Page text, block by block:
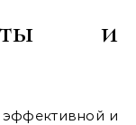
и
эффективной и